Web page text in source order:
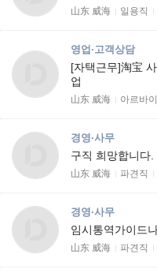
山东 威海 일용직
영업·고객상담
[자택근무]淘宝
업
山东 威海 아르바
경영·사무
구직 희망합니다.
山东 威海 파견직
경영·사무
임시통역가이드
山东 威海 파견직